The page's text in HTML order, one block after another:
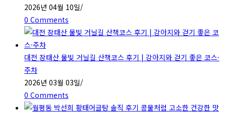
2026년 04월 10일/
0 Comments
대전 장태산 물빛 거닐길 산책코스 후기 | 강아지와 걷기 좋은 코스·
주차
2026년 03월 03일/
0 Comments